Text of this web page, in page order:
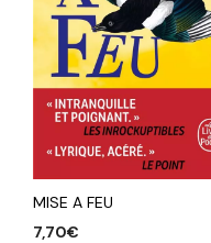
MISE A FEU
7,70€